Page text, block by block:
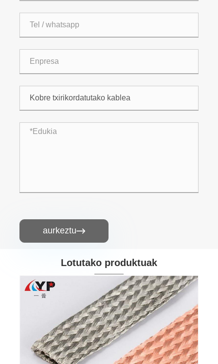
aurkeztu
Lotutako produktuak
Slot Car Copper Braid
Gehiago ikusi >>